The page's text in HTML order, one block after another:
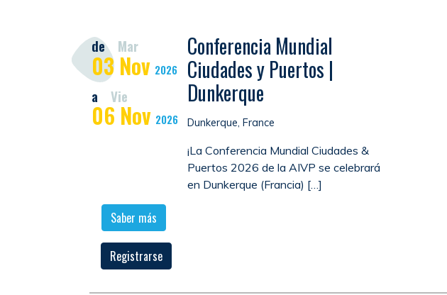
de Mar
03 Nov 2026
a Vie
06 Nov 2026
Conferencia Mundial
Ciudades y Puertos |
Dunkerque
Dunkerque, France
¡La Conferencia Mundial Ciudades &
Puertos 2026 de la AIVP se celebrará
en Dunkerque (Francia) […]
Saber más
Registrarse